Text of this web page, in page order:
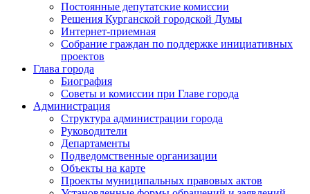
Постоянные депутатские комиссии
Решения Курганской городской Думы
Интернет-приемная
Собрание граждан по поддержке инициативных
проектов
Глава города
Биография
Советы и комиссии при Главе города
Администрация
Структура администрации города
Руководители
Департаменты
Подведомственные организации
Объекты на карте
Проекты муниципальных правовых актов